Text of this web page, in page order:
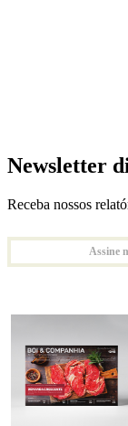
Newsletter
Receba nossos
Assine